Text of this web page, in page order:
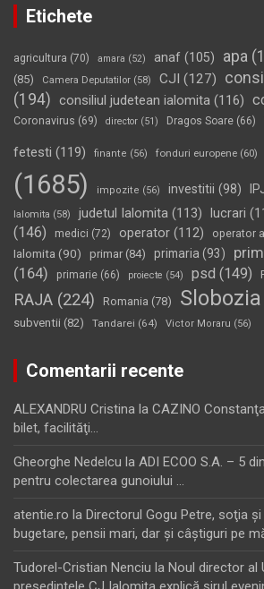
Etichete
agricultura (70) amara (52) anaf (105) apa
(85)
Camera Deputatilor (58) CJI (127)
(194) consiliul judetean ialomita (116)
Coronavirus (69) director (51) Dragos Soare (66)
fetesti (119) finante (56) fonduri europene (60)
(1685)
impozite (56) investitii (98)
Ialomita (58) judetul Ialomita (113) lucrari
(146)
medici (72) operator (112) operator
Ialomita (90) primar(84) primaria (93)
(164)
primarie (66) proiecte (54) psd (149)
RAJA (224) Romania (78) Slobozia
subventii (82) Tandarei (64) Victor Moraru (56)
Comentarii recente
ALEXANDRU Cristina la CAZINO
bilet, facilităţi…
Gheorghe Nedelcu la ADI ECOO S.A. – 5
pentru colectarea gunoiului …
atentie.ro la Directorul Gogu Petre, soţia
bugetare, pensii mari, dar şi câştiguri pe
Tudorel-Cristian Nenciu la Noul director al